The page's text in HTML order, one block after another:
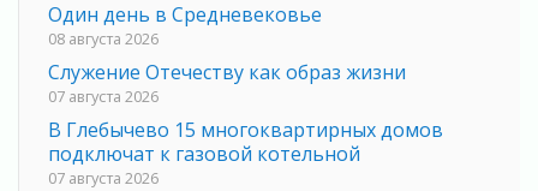
Один день в Средневековье
08 августа 2026
Служение Отечеству как образ жизни
07 августа 2026
В Глебычево 15 многоквартирных домов
подключат к газовой котельной
07 августа 2026